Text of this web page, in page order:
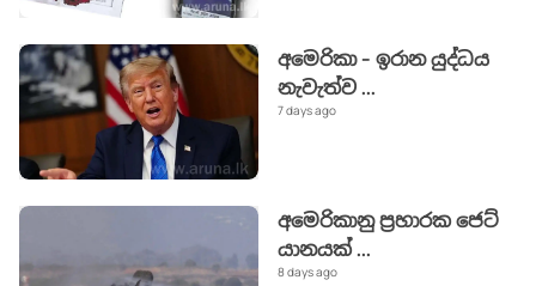
අමෙරිකා - ඉරාන යුද්ධය
නැවැත්ව ...
7 days ago
අමෙරිකානු ප්‍රහාරක ජෙට්
යානයක්...
8 days ago